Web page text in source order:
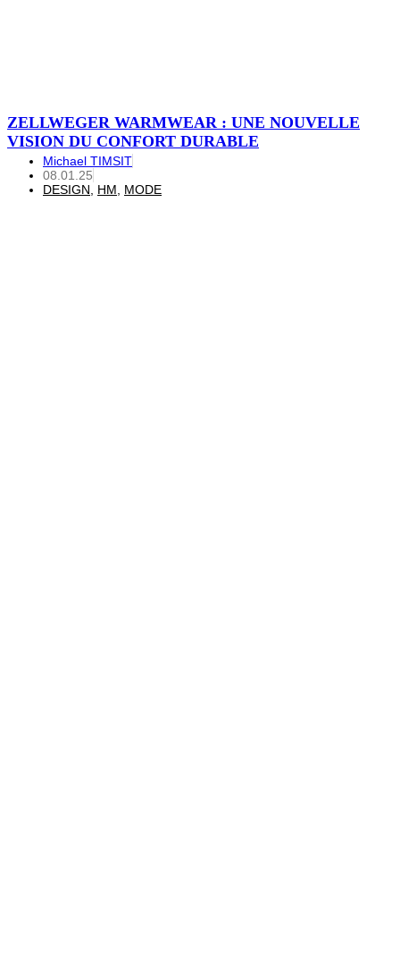
ZELLWEGER WARMWEAR : UNE NOUVELLE
VISION DU CONFORT DURABLE
Michael TIMSIT
08.01.25
DESIGN
HM MODE